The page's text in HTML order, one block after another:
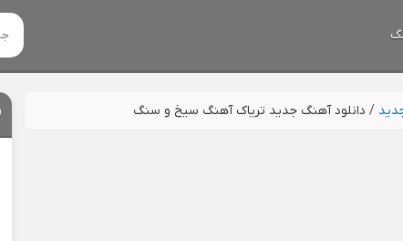
/ دانلود آهنگ جدید تریاک آهنگ سیخ و سنگ